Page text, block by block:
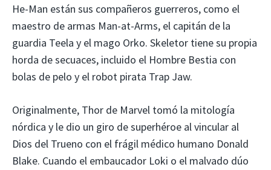
He-Man están sus compañeros guerreros, como el
maestro de armas Man-at-Arms, el capitán de la
guardia Teela y el mago Orko. Skeletor tiene su propia
horda de secuaces, incluido el Hombre Bestia con
bolas de pelo y el robot pirata Trap Jaw.
Originalmente, Thor de Marvel tomó la mitología
nórdica y le dio un giro de superhéroe al vincular al
Dios del Trueno con el frágil médico humano Donald
Blake. Cuando el embaucador Loki o el malvado dúo